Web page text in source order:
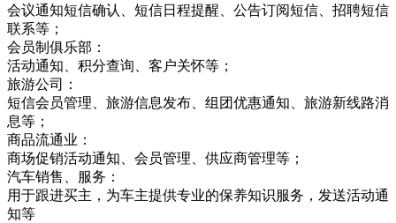
会议通知短信确认、短信日程提醒、公告订阅短信、招聘短信
联系等；
会员制俱乐部：
活动通知、积分查询、客户关怀等；
旅游公司：
短信会员管理、旅游信息发布、组团优惠通知、旅游新线路消
息等；
商品流通业：
商场促销活动通知、会员管理、供应商管理等；
汽车销售、服务：
用于跟进买主，为车主提供专业的保养知识服务，发送活动通
知等